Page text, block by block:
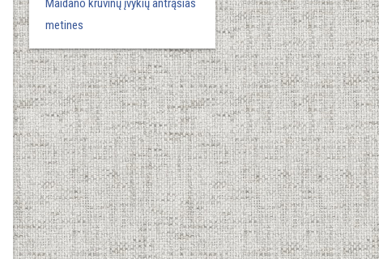
Maidano kruvinų įvykių antrąsias
metines